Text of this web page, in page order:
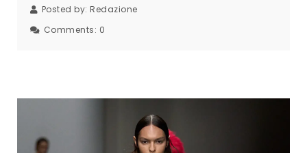
Posted by: Redazione
Comments: 0